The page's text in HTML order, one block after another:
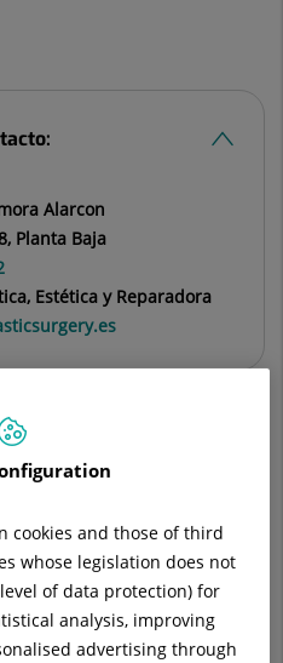
Alarcon
Planta Baja
Estética y Reparadora
y
cookies and those of third
whose legislation does not
of data protection) for
analysis, improving
advertising through